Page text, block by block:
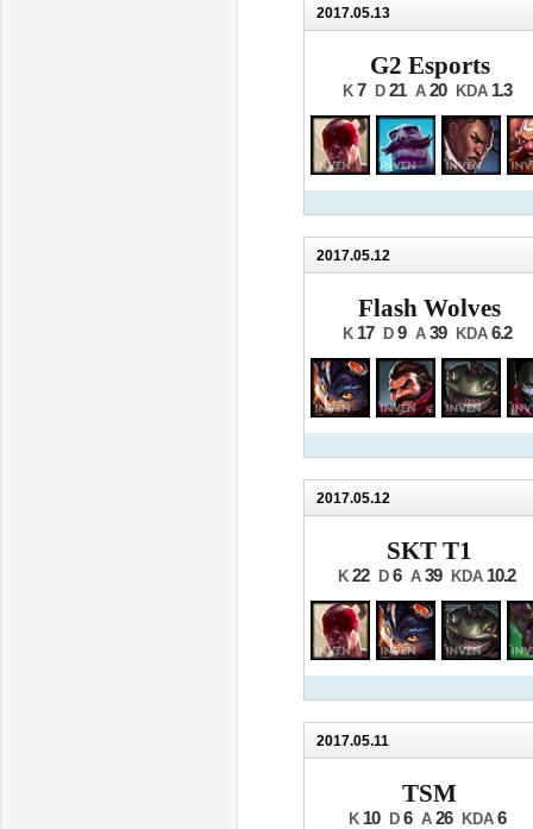
2017.05.13
G2 Esports
K 7 D 21 A 20 KDA 1.3
2017.05.12
Flash Wolves
K 17 D 9 A 39 KDA 6.2
2017.05.12
SKT T1
K 22 D 6 A 39 KDA 10.2
2017.05.11
TSM
K 10 D 6 A 26 KDA 6